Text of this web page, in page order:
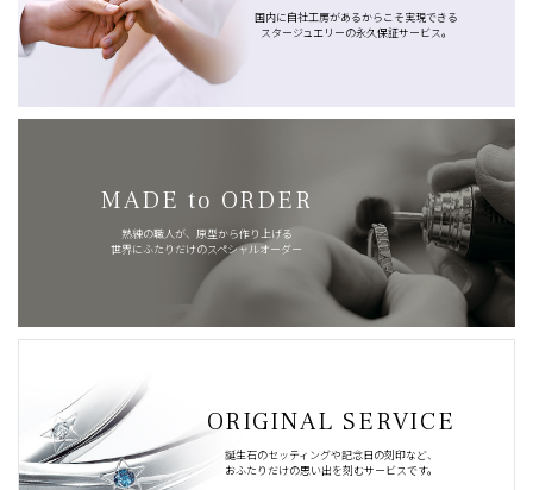
国内に自社工房があるからこそ実現できる
スタージュエリーの永久保証サービス。
MADE to ORDER
熟練の職人が、原型から作り上げる
世界にふたりだけのスペシャルオーダー
ORIGINAL SERVICE
誕生石のセッティングや記念日の刻印など、
おふたりだけの思い出を刻むサービスです。